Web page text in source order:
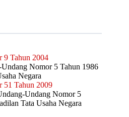
9 Tahun 2004
Undang Nomor 5 Tahun 1986
Negara
51 Tahun 2009
Undang Nomor 5
Tata Usaha Negara